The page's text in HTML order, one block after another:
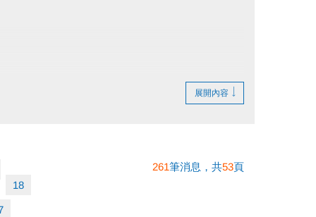
展開內容
18
261筆消息，共53頁